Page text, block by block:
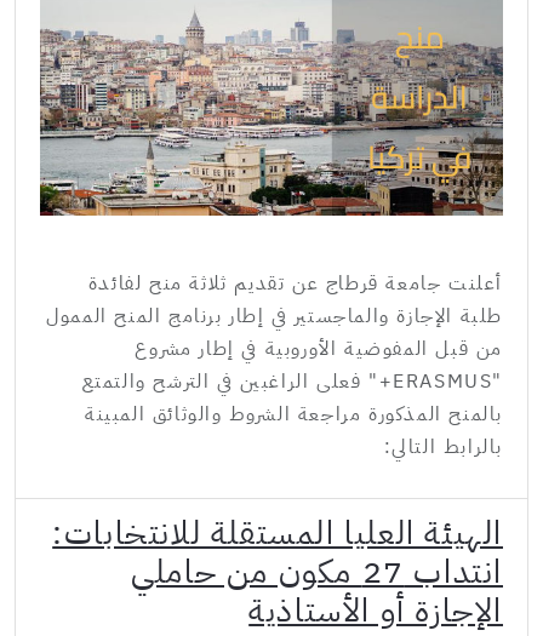
أعلنت جامعة قرطاج عن تقديم ثلاثة منح لفائدة
طلبة الإجازة والماجستير في إطار برنامج المنح الممول
من قبل المفوضية الأوروبية في إطار مشروع
"ERASMUS+" فعلى الراغبين في الترشح والتمتع
بالمنح المذكورة مراجعة الشروط والوثائق المبينة
بالرابط التالي:
الهيئة العليا المستقلة للانتخابات:
انتداب 27 مكون من حاملي
الإجازة أو الأستاذية